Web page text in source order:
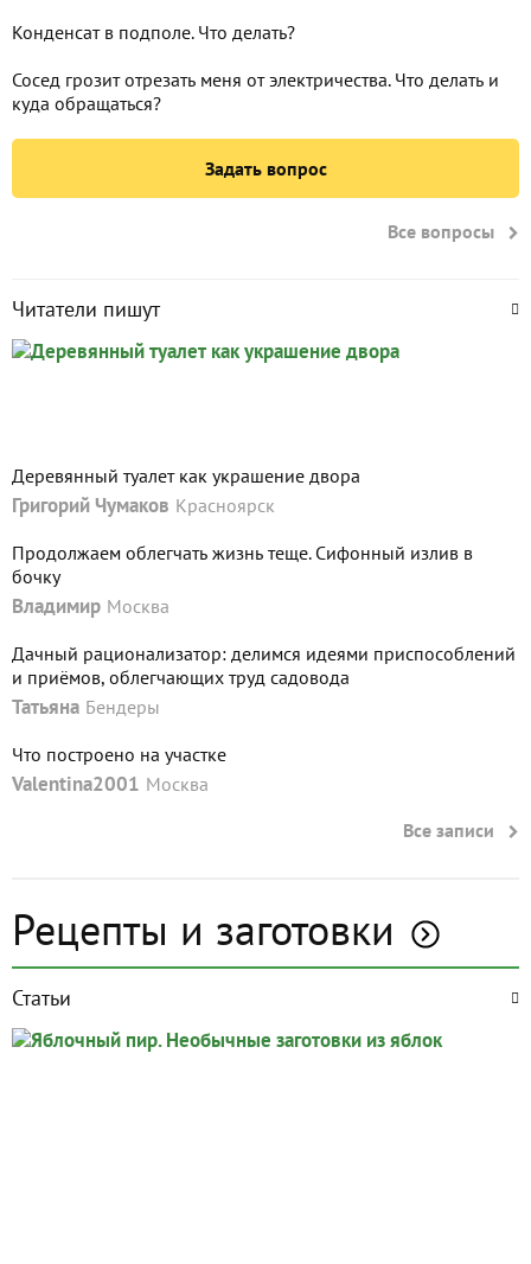
Конденсат в подполе. Что делать?
Сосед грозит отрезать меня от электричества. Что делать и
куда обращаться?
Задать вопрос
Все вопросы
Читатели пишут
Деревянный туалет как украшение двора
Григорий Чумаков Красноярск
Продолжаем облегчать жизнь теще. Сифонный излив в
бочку
Владимир Москва
Дачный рационализатор: делимся идеями приспособлений
и приёмов, облегчающих труд садовода
Татьяна Бендеры
Что построено на участке
Valentina2001 Москва
Все записи
Рецепты и заготовки
Статьи